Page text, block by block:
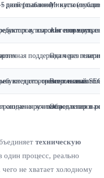
развертывание)
дней (шаблоны + кастомизация)
Минуты
высокая стоимость
аутсорсинг или
AI‑генерация,
поддержка через
Один раз
внедрять трекинг и
сторонние плагины
Встроенный
создания контента
ручнымОбновления в
техническую
один процесс, реально
чего не хватает холодному